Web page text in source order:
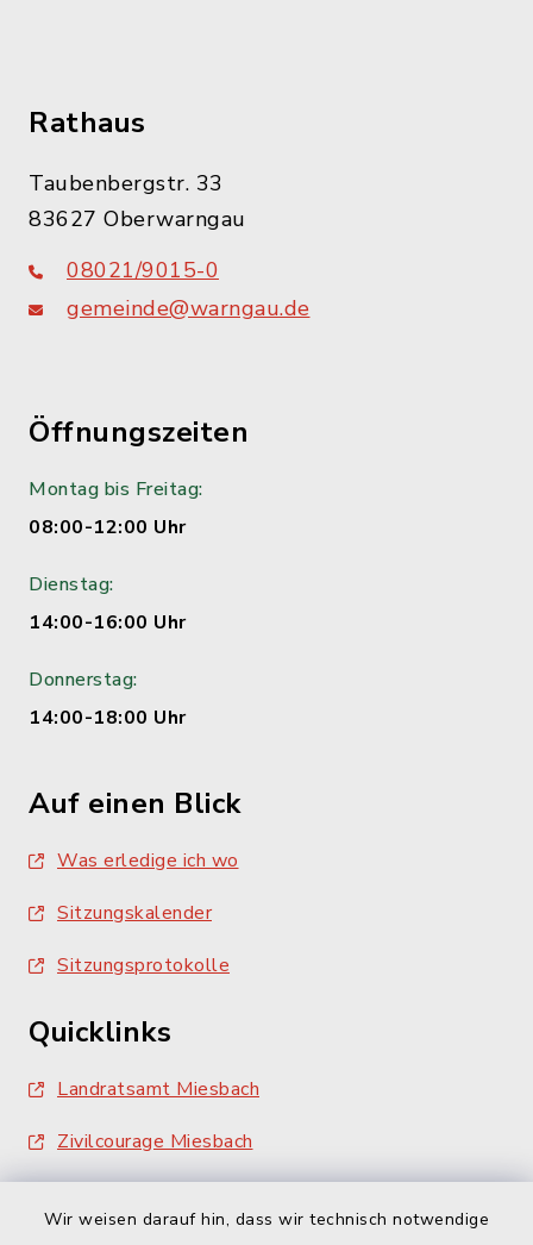
Wir weisen darauf hin, dass wir technisch notwendige
Rathaus
Taubenbergstr. 33
83627 Oberwarngau
08021/9015-0
gemeinde@warngau.de
Öffnungszeiten
Montag bis Freitag:
08:00-12:00 Uhr
Dienstag:
14:00-16:00 Uhr
Donnerstag:
14:00-18:00 Uhr
Auf einen Blick
Was erledige ich wo
Sitzungskalender
Sitzungsprotokolle
Quicklinks
Landratsamt Miesbach
Zivilcourage Miesbach